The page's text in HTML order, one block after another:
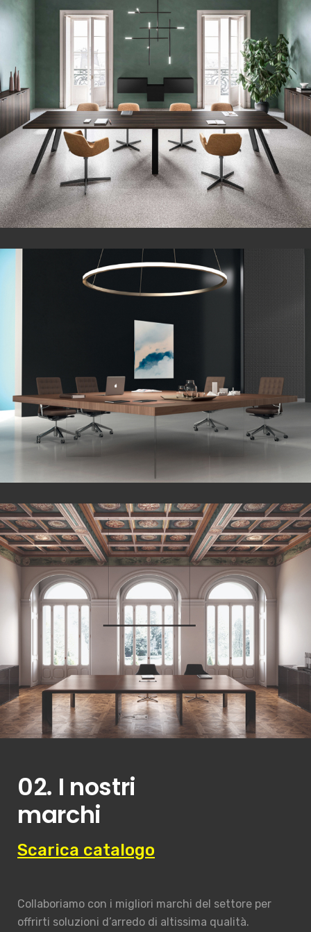
02. I nostri
marchi
Scarica catalogo
Collaboriamo con i migliori marchi del settore per
offrirti soluzioni d’arredo di altissima qualità.